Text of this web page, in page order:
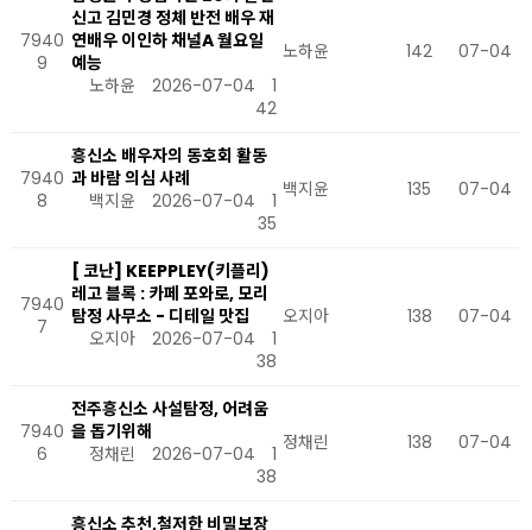
7940
9
신고 김민경 정체 반전 배우 재
연배우 이인하 채널A 월요일
예능
노하윤
2026-07-04
1
42
노하윤 142 07-04
7940
8
흥신소 배우자의 동호회 활동
과 바람 의심 사례
백지윤
2026-07-04
1
35
백지윤 135 07-04
7940
7
[ 코난] KEEPPLEY(키플리)
레고 블록 : 카페 포와로, 모리
탐정 사무소 - 디테일 맛집
오지아
2026-07-04
1
38
오지아 138 07-04
7940
6
전주흥신소 사설탐정, 어려움
을 돕기위해
정채린
2026-07-04
1
38
정채린 138 07-04
흥신소 추천,철저한 비밀보장